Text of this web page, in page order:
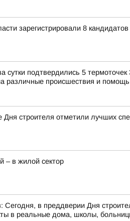
зарегистрировали 8
сутки подтвердились 5
различные происшествия и
Дня строителя отметили лучших
– в жилой сектор
Сегодня, в преддверии Дня
в реальные дома, школы,